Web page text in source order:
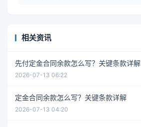
相关资讯
先付定金合同余款怎么写？关键条款详解
2026-07-13 06:22
定金合同余款怎么写？关键条款详解
2026-07-13 04:20